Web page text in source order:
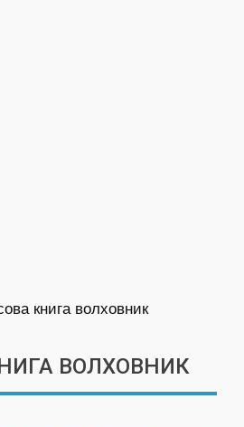
книга волховник
ВОЛХОВНИК